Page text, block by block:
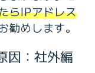
らIPアドレス
勧めします。
因：社外編